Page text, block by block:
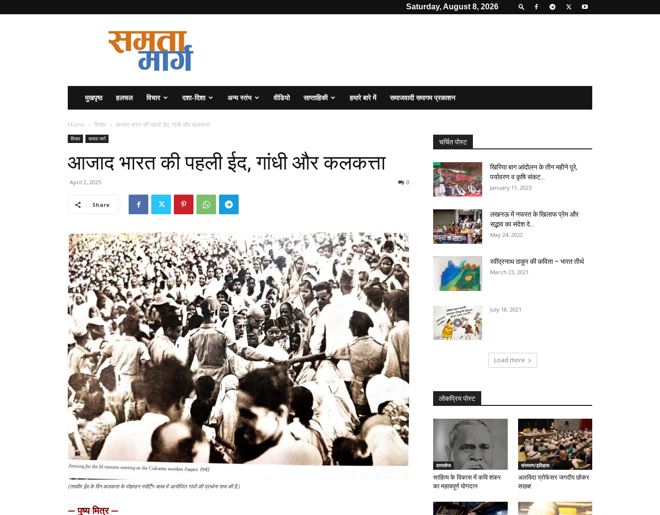
Saturday, August 8, 2026
मुखपृष्ठ हलचल विचार दशा-दिशा अन्य स्तंभ वीडियो साप्ताहिकी हमारे बारे में समाजवादी समागम प्रकाशन
Home विचार आजाद भारत की पहली ईद, गांधी और कलकत्ता
विचार समता मार्ग
आजाद भारत की पहली ईद, गांधी और कलकत्ता
April 2, 2025 0
Share
(तसवीर ईद के दिन कलकत्ता के मोहम्डन स्पोर्टिंग क्लब में आयोजित गांधी की प्रार्थना सभा की है.)
— पुष्य मित्र —
चर्चित पोस्ट
खिरिया बाग आंदोलन के तीन महीने पूरे,
पर्यावरण व कृषि संकट...
January 11, 2023
लखनऊ में नफरत के खिलाफ प्रेम और
सद्भाव का संदेश दे...
May 24, 2022
रवींद्रनाथ ठाकुर की कविता – भारत तीर्थ
March 23, 2021
July 18, 2021
Load more
लोकप्रिय पोस्ट
दस्तावेज
साहित्य के विकास में कवि शंकर
का महत्वपूर्ण योगदान
संस्मरण/इतिहास
अलविदा प्रोफेसर जगदीप छोकर
साहब!